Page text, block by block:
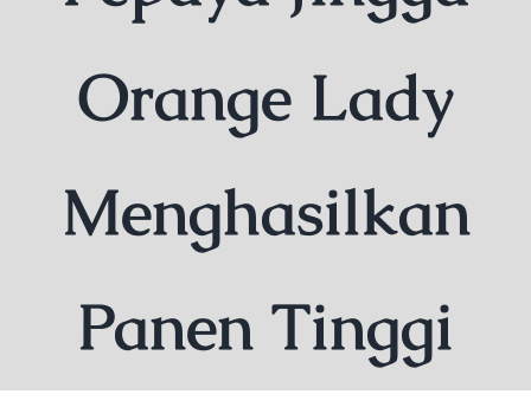
Blog
Orange Lady
Menghasilkan
Panen Tinggi